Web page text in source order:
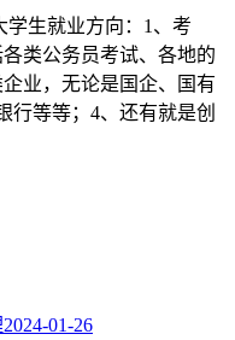
生就业方向：1、考
类公务员考试、各地的
业，无论是国企、国有
行等等；4、还有就是创
2024-01-26